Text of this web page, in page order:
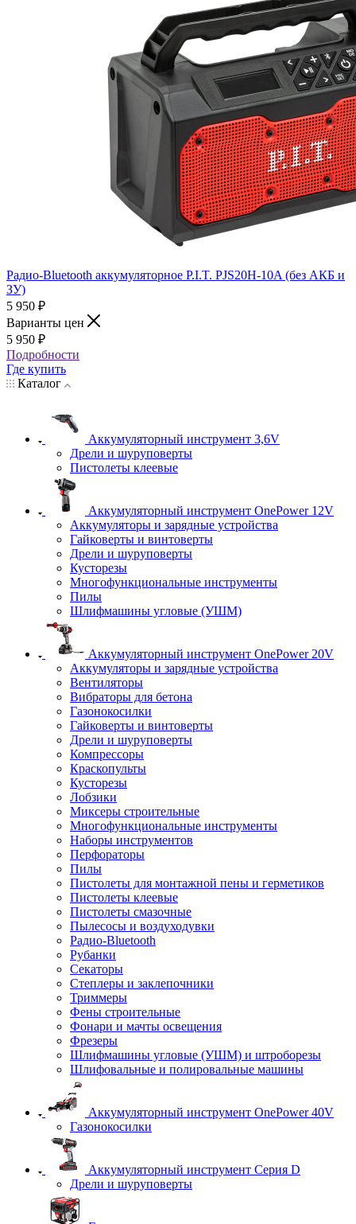
Радио-Bluetooth аккумуляторное P.I.T. PJS20H-10A (без АКБ и
ЗУ)
5 950 ₽
Варианты цен
5 950 ₽
Подробности
Где купить
Каталог
Аккумуляторный инструмент 3,6V
Дрели и шуруповерты
Пистолеты клеевые
Аккумуляторный инструмент OnePower 12V
Аккумуляторы и зарядные устройства
Гайковерты и винтоверты
Дрели и шуруповерты
Кусторезы
Многофункциональные инструменты
Пилы
Шлифмашины угловые (УШМ)
Аккумуляторный инструмент OnePower 20V
Аккумуляторы и зарядные устройства
Вентиляторы
Вибраторы для бетона
Газонокосилки
Гайковерты и винтоверты
Дрели и шуруповерты
Компрессоры
Краскопульты
Кусторезы
Лобзики
Миксеры строительные
Многофункциональные инструменты
Наборы инструментов
Перфораторы
Пилы
Пистолеты для монтажной пены и герметиков
Пистолеты клеевые
Пистолеты смазочные
Пылесосы и воздуходувки
Радио-Bluetooth
Рубанки
Секаторы
Степлеры и заклепочники
Триммеры
Фены строительные
Фонари и мачты освещения
Фрезеры
Шлифмашины угловые (УШМ) и штроборезы
Шлифовальные и полировальные машины
Аккумуляторный инструмент OnePower 40V
Газонокосилки
Аккумуляторный инструмент Серия D
Дрели и шуруповерты